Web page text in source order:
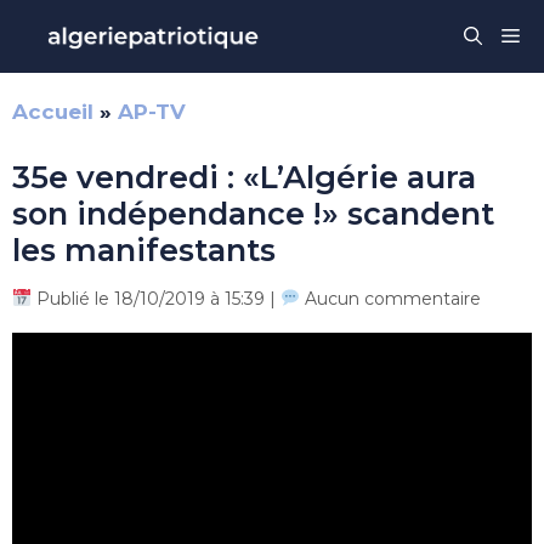
contenu
Accueil » AP-TV
35e vendredi : «L’Algérie aura
son indépendance !» scandent
les manifestants
Publié le 18/10/2019 à 15:39 | Aucun commentaire